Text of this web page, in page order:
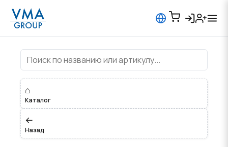
Реле импульсные
⌂
Каталог
←
Назад